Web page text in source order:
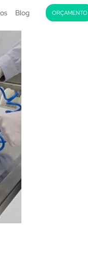
Blog ORÇAMENTO